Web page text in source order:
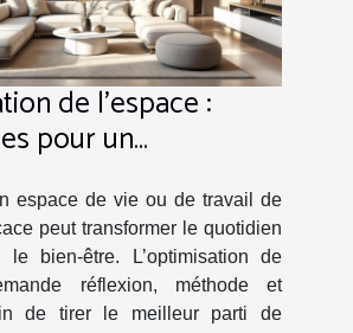
de l'espace :
pour un
espace de vie ou de travail de
peut transformer le quotidien
le bien-être. L’optimisation de
réflexion, méthode et
de tirer le meilleur parti de